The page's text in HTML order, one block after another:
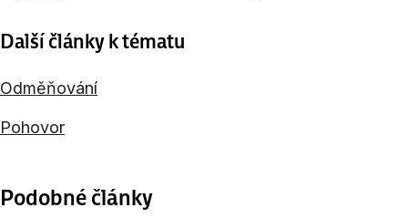
Další články k tématu
Odměňování
Pohovor
Podobné články